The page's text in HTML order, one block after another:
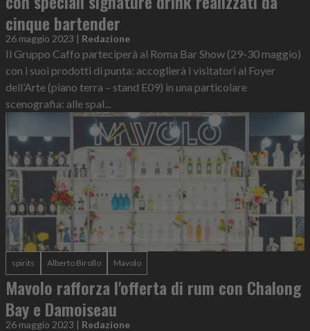
cinque bartender
26 maggio 2023 | Redazione
Il Gruppo Caffo parteciperà al Roma Bar Show (29-30 maggio)
con i suoi prodotti di punta: accoglierà i visitatori al Foyer
dell’Arte (piano terra – stand E09) in una particolare
scenografia: alle spal...
spirits Alberto Birollo Mavolo
Mavolo rafforza l'offerta di rum con Chalong
Bay e Damoiseau
26 maggio 2023 | Redazione